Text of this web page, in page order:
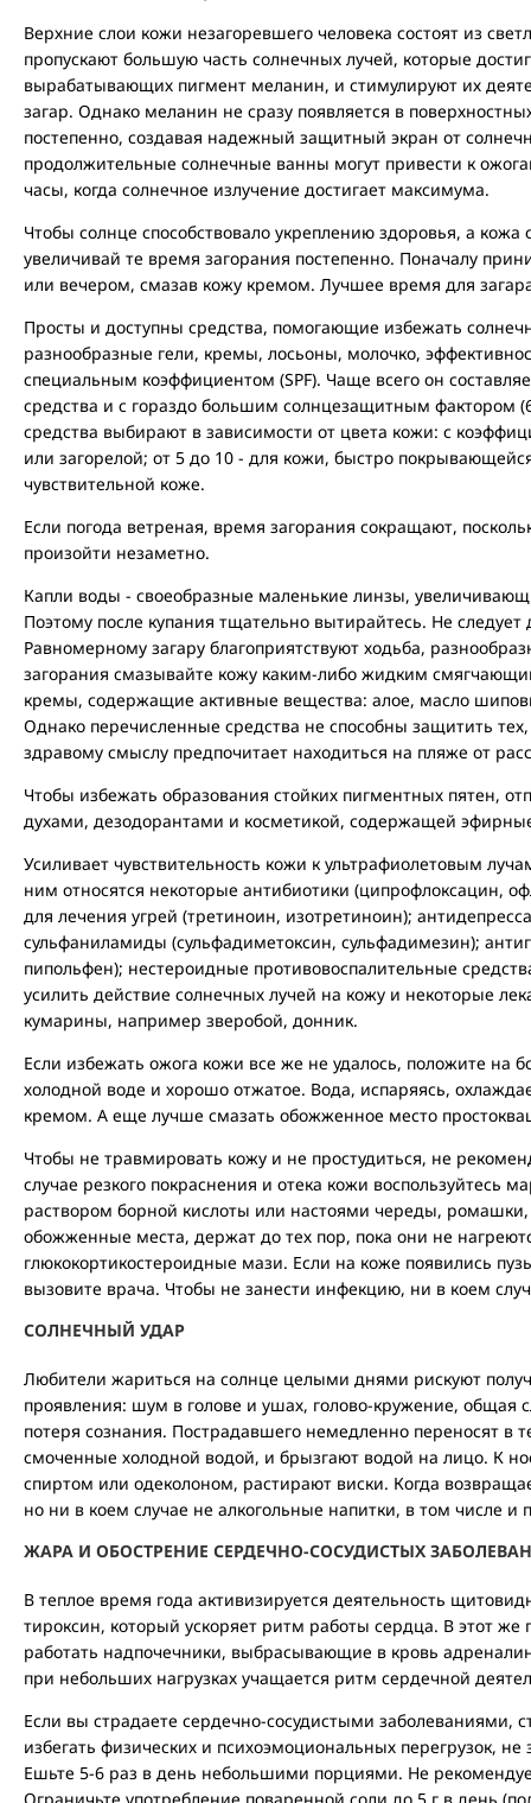
Верхние слои кожи незагоревшего человека состоят из
пропускают большую часть солнечных лучей, которые
вырабатывающих пигмент меланин, и стимулируют их
загар. Однако меланин не сразу появляется в
постепенно, создавая надежный защитный экран от
продолжительные солнечные ванны могут привести к
часы, когда солнечное излучение достигает максимума.
Чтобы солнце способствовало укреплению здоровья, а кожа
увеличивай те время загорания постепенно. Поначалу
или вечером, смазав кожу кремом. Лучшее время для
Просты и доступны средства, помогающие избежать
разнообразные гели, кремы, лосьоны, молочко,
специальным коэффициентом (SPF). Чаще всего он
средства и с гораздо большим солнцезащитным фактором
средства выбирают в зависимости от цвета кожи: с
или загорелой; от 5 до 10 - для кожи, быстро
чувствительной коже.
Если погода ветреная, время загорания сокращают,
произойти незаметно.
Капли воды - своеобразные маленькие линзы,
Поэтому после купания тщательно вытирайтесь. Не
Равномерному загару благоприятствуют ходьба,
загорания смазывайте кожу каким-либо жидким
кремы, содержащие активные вещества: алое, масло
Однако перечисленные средства не способны защитить
здравому смыслу предпочитает находиться на пляже от
Чтобы избежать образования стойких пигментных пятен,
духами, дезодорантами и косметикой, содержащей
Усиливает чувствительность кожи к ультрафиолетовым
ним относятся некоторые антибиотики (ципрофлоксацин,
для лечения угрей (третиноин, изотретиноин);
сульфаниламиды (сульфадиметоксин, сульфадимезин);
пипольфен); нестероидные противовоспалительные
усилить действие солнечных лучей на кожу и некоторые
кумарины, например зверобой, донник.
Если избежать ожога кожи все же не удалось, положите на
холодной воде и хорошо отжатое. Вода, испаряясь,
кремом. А еще лучше смазать обожженное место
Чтобы не травмировать кожу и не простудиться, не
случае резкого покраснения и отека кожи
раствором борной кислоты или настоями череды,
обожженные места, держат до тех пор, пока они не
глюкокортикостероидные мази. Если на коже появились
вызовите врача. Чтобы не занести инфекцию, ни в коем
СОЛНЕЧНЫЙ УДАР
Любители жариться на солнце целыми днями рискуют
проявления: шум в голове и ушах, голово-кружение, общая
потеря сознания. Пострадавшего немедленно переносят в
смоченные холодной водой, и брызгают водой на лицо. К
спиртом или одеколоном, растирают виски. Когда
но ни в коем случае не алкогольные напитки, в том числе и
ЖАРА И ОБОСТРЕНИЕ СЕРДЕЧНО-СОСУДИСТЫХ
В теплое время года активизируется деятельность
тироксин, который ускоряет ритм работы сердца. В этот
работать надпочечники, выбрасывающие в кровь
при небольших нагрузках учащается ритм сердечной
Если вы страдаете сердечно-сосудистыми заболеваниями,
избегать физических и психоэмоциональных перегрузок,
Ешьте 5-6 раз в день небольшими порциями. Не